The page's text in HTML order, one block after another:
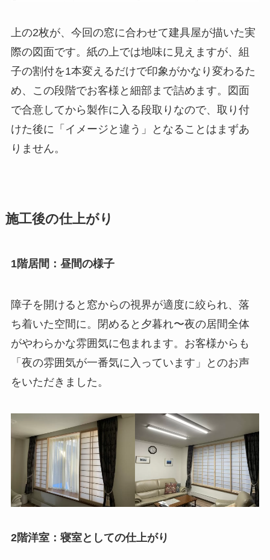
上の2枚が、今回の窓に合わせて建具屋が描いた実
際の図面です。紙の上では地味に見えますが、組
子の割付を1本変えるだけで印象がかなり変わるた
め、この段階でお客様と細部まで詰めます。図面
で合意してから製作に入る段取りなので、取り付
けた後に「イメージと違う」となることはまずあ
りません。
施工後の仕上がり
1階居間：昼間の様子
障子を開けると窓からの視界が適度に絞られ、落
ち着いた空間に。閉めると夕暮れ〜夜の居間全体
がやわらかな雰囲気に包まれます。お客様からも
「夜の雰囲気が一番気に入っています」とのお声
をいただきました。
2階洋室：寝室としての仕上がり